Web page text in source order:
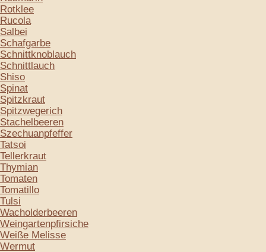
Rotklee
Rucola
Salbei
Schafgarbe
Schnittknoblauch
Schnittlauch
Shiso
Spinat
Spitzkraut
Spitzwegerich
Stachelbeeren
Szechuanpfeffer
Tatsoi
Tellerkraut
Thymian
Tomaten
Tomatillo
Tulsi
Wacholderbeeren
Weingartenpfirsiche
Weiße Melisse
Wermut